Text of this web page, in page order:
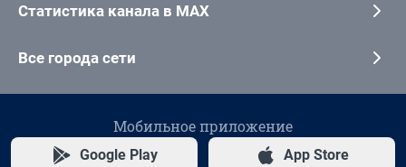
Статистика канала в MAX
Все города сети
Мобильное приложение
Google Play App Store